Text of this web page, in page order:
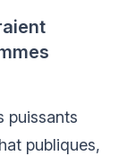
puissants
publiques,